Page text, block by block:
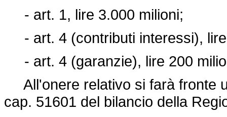
- art. 1, lire 3.000 milioni;
- art. 4 (contributi interessi),
- art. 4 (garanzie), lire 200
All'onere relativo si farà fronte
cap. 51601 del bilancio della